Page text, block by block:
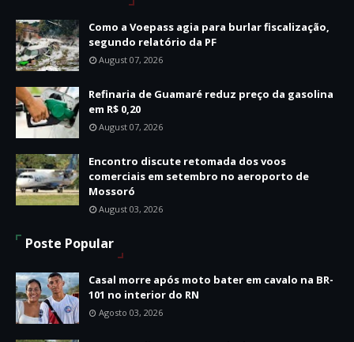
Como a Voepass agia para burlar fiscalização,
segundo relatório da PF
August 07, 2026
Refinaria de Guamaré reduz preço da gasolina
em R$ 0,20
August 07, 2026
Encontro discute retomada dos voos
comerciais em setembro no aeroporto de
Mossoró
August 03, 2026
Poste Popular
Casal morre após moto bater em cavalo na BR-
101 no interior do RN
Agosto 03, 2026